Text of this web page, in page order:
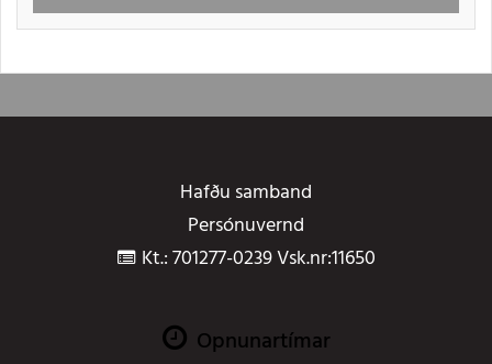
Hafðu samband
Persónuvernd
Kt.: 701277-0239 Vsk.nr:11650
Opnunartímar